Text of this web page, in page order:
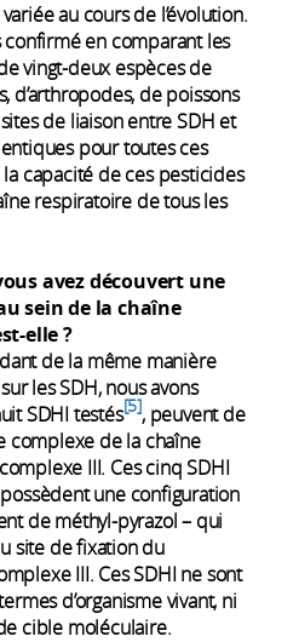
au cours de l’évolution.
confirmé en comparant les
vingt-deux espèces de
d’arthropodes, de poissons
de liaison entre SDH et
pour toutes ces
capacité de ces pesticides
respiratoire de tous les
avez découvert une
sein de la chaîne
elle ?
de la même manière
les SDH, nous avons
SDHI testés 5 , peuvent de
complexe de la chaîne
III. Ces cinq SDHI
une configuration
de méthyl-pyrazol – qui
site de fixation du
III. Ces SDHI ne sont
d’organisme vivant, ni
cible moléculaire.